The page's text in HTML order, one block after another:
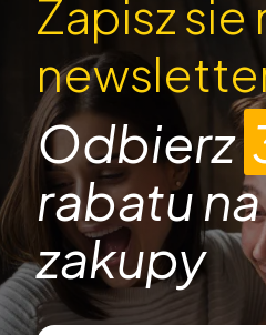
Zapisz sie
Odbierz
rabatu
zakupy